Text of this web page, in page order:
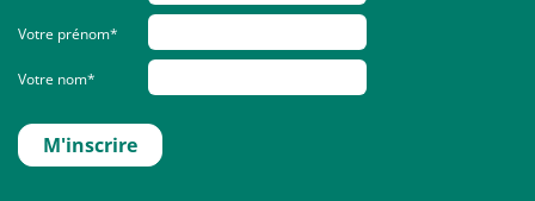
Votre prénom*
Votre nom*